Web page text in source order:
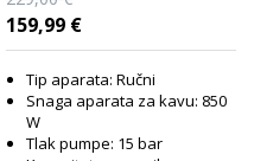
159,99 €
Tip aparata: Ručni
Snaga aparata za kavu: 850
W
Tlak pumpe: 15 bar